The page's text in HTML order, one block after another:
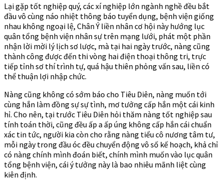
Lại gặp tốt nghiệp quý, các xí nghiệp lớn ngành nghề đều bắt
đầu vô cùng náo nhiệt thông báo tuyển dụng, bệnh viện giống
nhau không ngoại lệ, Chân Ý liền nhân cơ hội này hướng lục
quân tổng bệnh viện nhân sự trên mạng lưới, phát một phần
nhận lời mời lý lịch sơ lược, mà tại hai ngày trước, nàng cũng
thành công được đến thi vòng hai điện thoại thông tri, trực
tiếp tỉnh sơ thí trình tự, quá hậu thiên phỏng vấn sau, liền có
thể thuận lợi nhập chức.
Nàng cũng không có sớm báo cho Tiêu Diên, nàng muốn tới
cùng hắn làm đồng sự sự tình, mơ tưởng cấp hắn một cái kinh
hỉ. Cho nên, tại trước Tiêu Diên hỏi thăm nàng tốt nghiệp sau
tính toán thời, cũng đều ấp a ấp úng không cấp hắn cái chuẩn
xác tin tức, người kia còn cho rằng nàng tiểu cô nương tâm tư,
mỗi ngày trong đầu óc đều chuyển động vô số kế hoạch, khả chỉ
có nàng chính mình đoán biết, chính mình muốn vào lục quân
tổng bệnh viện, cái ý tưởng này là bao nhiêu mãnh liệt cùng
kiên định.